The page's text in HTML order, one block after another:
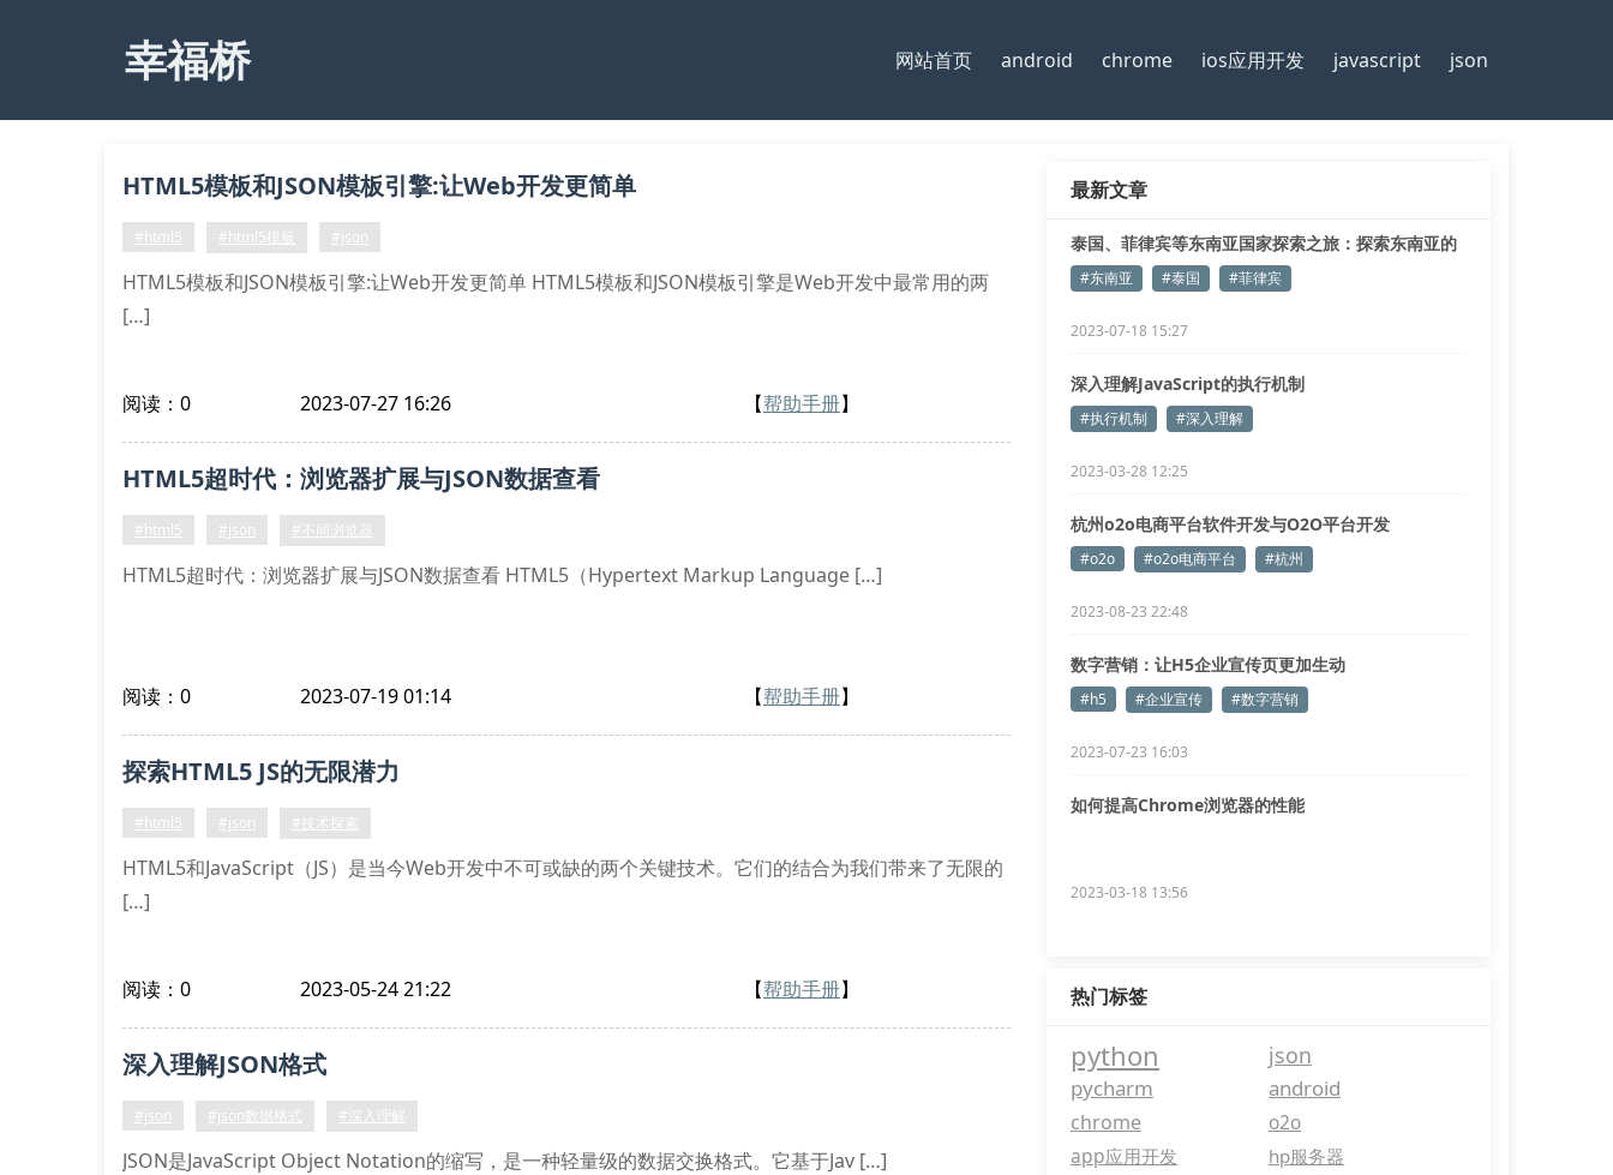
幸福桥 网站首页 android chrome ios应用开发 javascript json
HTML5模板和JSON模板引擎:让Web开发更简单
#html5 #html5模板 #json
HTML5模板和JSON模板引擎:让Web开发更简单 HTML5模板和JSON模板引擎是Web开发中最常用的两
[…]
阅读：0 2023-07-27 16:26 【帮助手册】
HTML5超时代：浏览器扩展与JSON数据查看
#html5 #json #不同浏览器
HTML5超时代：浏览器扩展与JSON数据查看 HTML5（Hypertext Markup Language […]
阅读：0 2023-07-19 01:14 【帮助手册】
探索HTML5 JS的无限潜力
#html5 #json #技术探索
HTML5和JavaScript（JS）是当今Web开发中不可或缺的两个关键技术。它们的结合为我们带来了无限的
[…]
阅读：0 2023-05-24 21:22 【帮助手册】
深入理解JSON格式
#json #json数据格式 #深入理解
JSON是JavaScript Object Notation的缩写，是一种轻量级的数据交换格式。它基于Jav […]
最新文章
泰国、菲律宾等东南亚国家探索之旅：探索东南亚的
美丽与魅力
#东南亚 #泰国 #菲律宾
2023-07-18 15:27
深入理解JavaScript的执行机制
#执行机制 #深入理解
2023-03-28 12:25
杭州o2o电商平台软件开发与O2O平台开发
#o2o #o2o电商平台 #杭州
2023-08-23 22:48
数字营销：让H5企业宣传页更加生动
#h5 #企业宣传 #数字营销
2023-07-23 16:03
如何提高Chrome浏览器的性能
2023-03-18 13:56
热门标签
python json
pycharm android
chrome
o2o
app应用开发
hp服务器